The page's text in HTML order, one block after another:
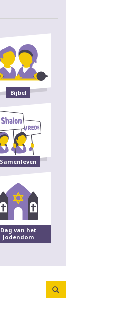
Bijbel
Samenleven
Dag van het
Jodendom